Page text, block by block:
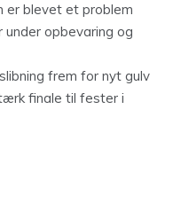
er blevet et problem
opbevaring og
frem for nyt gulv
finale til fester i